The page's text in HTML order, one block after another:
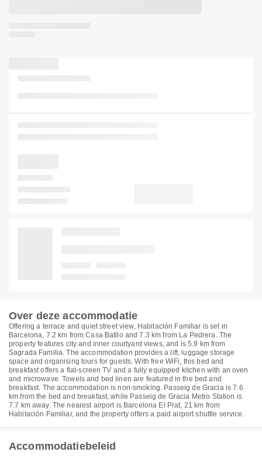
Over deze accommodatie
Offering a terrace and quiet street view, Habitación Familiar is set in
Barcelona, 7.2 km from Casa Batllo and 7.3 km from La Pedrera. The
property features city and inner courtyard views, and is 5.9 km from
Sagrada Familia. The accommodation provides a lift, luggage storage
space and organising tours for guests. With free WiFi, this bed and
breakfast offers a flat-screen TV and a fully equipped kitchen with an oven
and microwave. Towels and bed linen are featured in the bed and
breakfast. The accommodation is non-smoking. Passeig de Gracia is 7.6
km from the bed and breakfast, while Passeig de Gracia Metro Station is
7.7 km away. The nearest airport is Barcelona El Prat, 21 km from
Habitación Familiar, and the property offers a paid airport shuttle service.
Accommodatiebeleid